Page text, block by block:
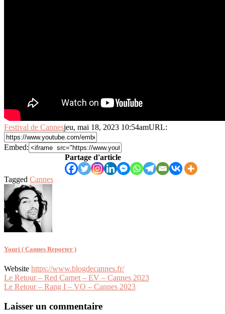
Festival de Cannesjeu, mai 18, 2023 10:54amURL:
Embed:
Partage d'article
Tagged Cannes
Youri ( Cannes Reporter )
Website https://www.blogdecannes.fr/
Navigation
de
l’article
Le Retour – Red Carpet – EV – Cannes 2023
Le Retour – Rang I – VO – Cannes 2023
Laisser un commentaire